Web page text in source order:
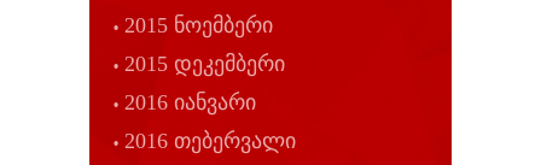
2015 ნოემბერი
2015 დეკემბერი
2016 იანვარი
2016 თებერვალი